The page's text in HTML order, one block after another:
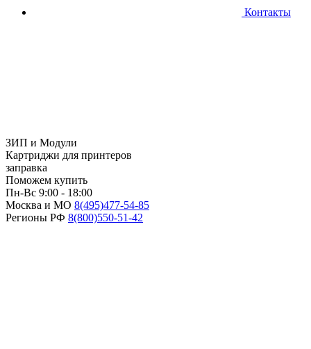
Контакты
ЗИП и Модули
Картриджи для принтеров
заправка
Поможем купить
Пн-Вс 9:00 - 18:00
Москва и МО 8(495)477-54-85
Регионы РФ 8(800)550-51-42